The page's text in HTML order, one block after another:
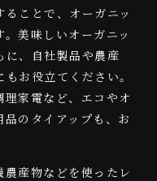
ことで、オーガニッ
美味しいオーガニッ
に、自社製品や農産
お役立てください。
家電など、エコやオ
のタイアップも、お
産物などを使ったレ